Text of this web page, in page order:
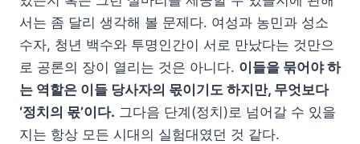
서는 좀 달리 생각해 볼 문제다. 여성과 농민과 성소
수자, 청년 백수와 투명인간이 서로 만났다는 것만으
로 공론의 장이 열리는 것은 아니다. 이들을 묶어야 하
는 역할은 이들 당사자의 몫이기도 하지만, 무엇보다
‘정치의 몫’이다. 그다음 단계(정치)로 넘어갈 수 있을
지는 항상 모든 시대의 실험대였던 것 같다.